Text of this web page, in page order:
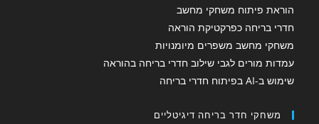
הוראת פיתוח משחקי מחשב
חדרי בריחה כפרקטיקת הוראה
משחקי מחשב משפרים מיומנויות
עמדות מורים לגבי שילוב חדרי בריחה בהוראה
שימוש ב-AI בפיתוח חדרי בריחה
משחקי חדר בריחה דיגיטליים